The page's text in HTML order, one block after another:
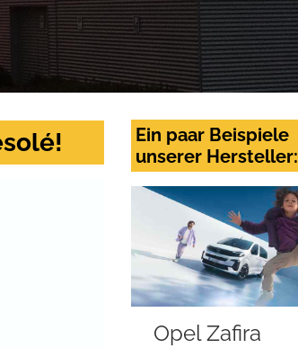
Ein paar Beispiele
unserer Hersteller:
Opel Zafira